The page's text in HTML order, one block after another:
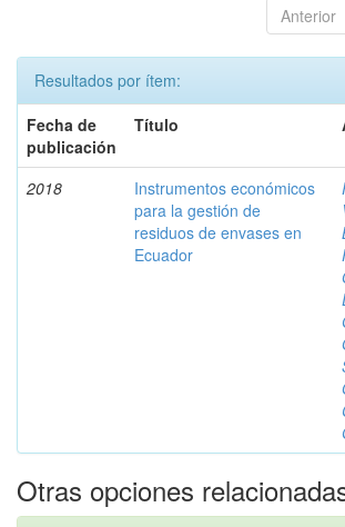
Anterior
Resultados por ítem:
Fecha de
publicación
Título
2018
Instrumentos económicos
para la gestión de
residuos de envases en
Ecuador
Otras opciones